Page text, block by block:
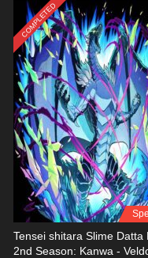
COMPLETED
Tensei shitara Slime Datta
2nd Season: Kanwa -